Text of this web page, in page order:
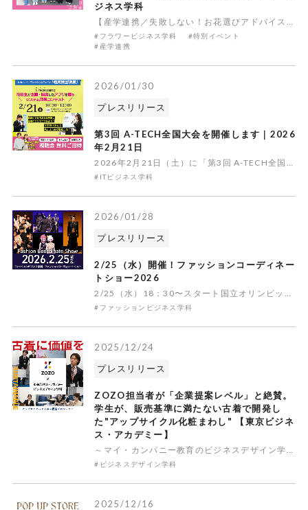
ジネス学科
【産学連携／失敗しない！お花選びアドバイス】 ユニクロのグローバル旗艦店である「UNIQLO TOKYO」内にて、ユニクロのLifeWearのように、人々の暮らしを彩り、豊かにする花を販売する「UNIQLO FLOWER」が花をより身近な存在として感じていただくためのイベントを開催。イベント名は『失
#フラワービジネス学科
#特別イベント
#産学連携
2026/01/30
プレスリリース
第3回 A-TECH全国大会を開催します｜2026
年2月21日
2026年2月21日（土）に「第3回 A-TECH全国大会」を開催します。 「A-TECH全国大会」とは、２１世紀アカデメイアのグループ校17校のうち、東京・名古屋・大阪・福岡のビジネスアカデミー4校から選抜された学生たちが参加し、IT業界で必要な実践力と創造力を競い合うシステム開発コンテストです。
#ITビジネス学科
2026/01/28
プレスリリース
2/25（水）開催！ファッションコーディネー
トショー2026
2/25（水）18：30〜スタート国立オリンピック記念青少年総合センター内 カルチャー棟小ホールご予約はこちらから東京ビジネス・アカデミーのファッションビジネス学科の学生が企画・運営・演出の全てを行いモデルとしても出演するファッションコーディネートショー。『センス・企画力・コーディネート力・マーケテ
#ファッションビジネス学科
2025/12/24
プレスリリース
ZOZO担当者が「企業提案レベル」と絶賛。
学生が、販売基準に満たない古着で開発し
た"アップサイクル化粧まわし" 【東京ビジネ
ス・アカデミー】
～マイ・カンパニー教育のビジネスデザイン学科×ZOZO 産学連携プロジェクト、実現可能性を追求した最終発表会を実施～ 徹底的な実学・実業・実社会の教育を掲げる学校法人２１世紀アカデメイア（学長：田坂広志、本部：東京都千代田区）が運営する専門学校「東京ビジネス・アカデミー」（校長：稲場央人、東京都渋
#ビジネスデザイン学科
2025/12/16